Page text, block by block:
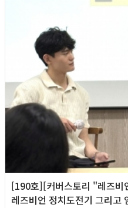
[190호][커버스토리 "레즈
레즈비언 정치도전기 그리고